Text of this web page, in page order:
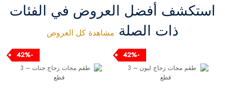
استكشف أفضل العروض في الفئات
ذات الصلة مشاهدة كل العروض
-42%
-42%